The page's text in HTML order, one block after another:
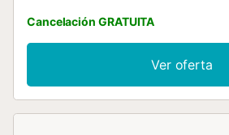
que pongas un pie en la parcela, te
el interior, la casa está decorada de
detalles de madera y piedra. Primero,
comedor, equipado con sofás
comedor que te permite pasar tus
Cancelación GRATUITA
Ver oferta